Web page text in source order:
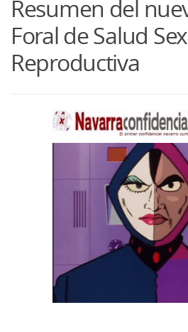
Resumen del
Foral de Salud
Reproductiva